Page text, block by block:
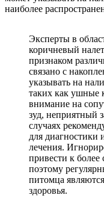
наиболее
Эксперты в
коричневый
признаком
связано с
указывать на
таких как ушные
внимание на
зуд, неприятный
случаях
для диагностики
лечения.
привести к
поэтому
питомца
здоровья.